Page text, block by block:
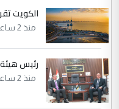
حيدر عاشور
التعليق : تحياتي
دقيق ومسؤول؛
وثروات البلد
الموضوع :
بين
الرافدين تعاني
الكويت
منذ 2 ساعة
رئيس
منذ 2 ساعة